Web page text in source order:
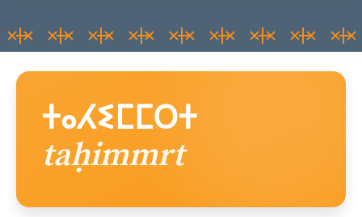
ⵜⴰⵃⵉⵎⵎⵔⵜ
taḥimmrt